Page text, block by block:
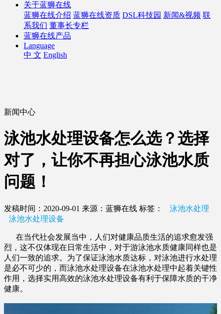
关于蓝狮在线
蓝狮在线介绍 蓝狮在线资质 DSL科技园 新闻&视频 联
系我们 董事长专栏
蓝狮在线产品
Language
中 文 English
新闻中心
泳池水处理设备怎么选？选择
对了，让你不再担心泳池水质
问题！
发稿时间：2020-09-01 来源：蓝狮在线 标签：
泳池水处理
泳池水处理设备
在当代社会发展当中，人们对健康品质生活的追求愈发强
烈，这不仅体现在日常生活中，对于游泳池水质健康同样也是
人们一致的追求。为了保证泳池水质达标，对泳池进行水处理
是必不可少的，而泳池水处理设备在泳池水处理中起着关键性
作用，选择实用高效的泳池水处理设备有利于保障水质的干净
健康。